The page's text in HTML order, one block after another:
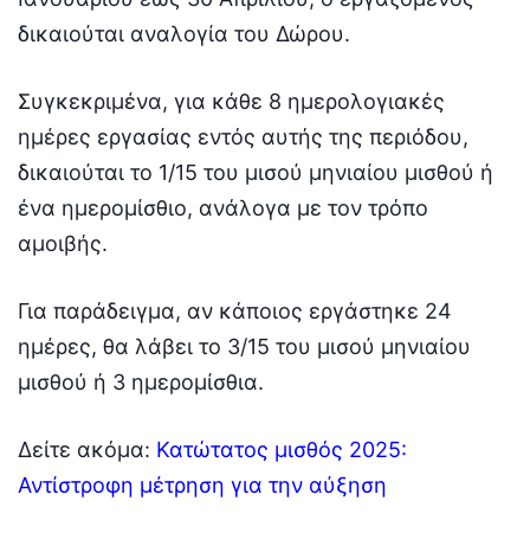
δικαιούται αναλογία του Δώρου.
Συγκεκριμένα, για κάθε 8 ημερολογιακές
ημέρες εργασίας εντός αυτής της περιόδου,
δικαιούται το 1/15 του μισού μηνιαίου μισθού ή
ένα ημερομίσθιο, ανάλογα με τον τρόπο
αμοιβής.
Για παράδειγμα, αν κάποιος εργάστηκε 24
ημέρες, θα λάβει το 3/15 του μισού μηνιαίου
μισθού ή 3 ημερομίσθια.
Δείτε ακόμα: Κατώτατος μισθός 2025:
Αντίστροφη μέτρηση για την αύξηση